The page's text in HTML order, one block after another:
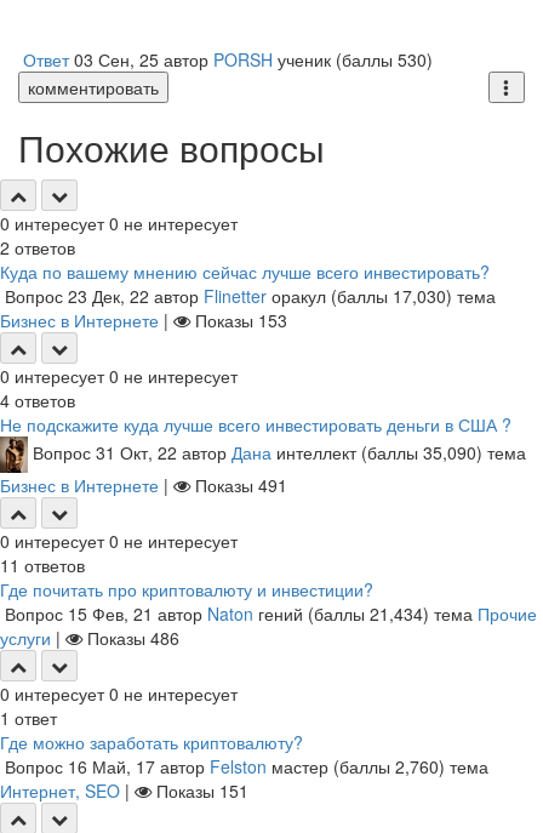
Ответ 03 Сен, 25 автор PORSH ученик (баллы 530)
комментировать
Похожие вопросы
0 интересует 0 не интересует
2 ответов
Куда по вашему мнению сейчас лучше всего инвестировать?
Вопрос 23 Дек, 22 автор Flinetter оракул (баллы 17,030) тема
Бизнес в Интернете | Показы 153
0 интересует 0 не интересует
4 ответов
Не подскажите куда лучше всего инвестировать деньги в США ?
Вопрос 31 Окт, 22 автор Дана интеллект (баллы 35,090) тема
Бизнес в Интернете | Показы 491
0 интересует 0 не интересует
11 ответов
Где почитать про криптовалюту и инвестиции?
Вопрос 15 Фев, 21 автор Naton гений (баллы 21,434) тема Прочие
услуги | Показы 486
0 интересует 0 не интересует
1 ответ
Где можно заработать криптовалюту?
Вопрос 16 Май, 17 автор Felston мастер (баллы 2,760) тема
Интернет, SEO | Показы 151